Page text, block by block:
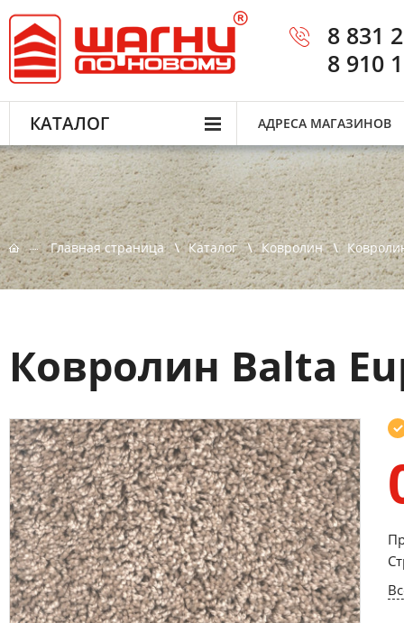
8 831
8 910
КАТАЛОГ АДРЕСА МАГАЗИНОВ
Главная страница Каталог Ковролин
Ковролин Balta